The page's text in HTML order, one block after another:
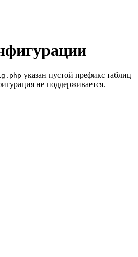
указан пустой префикс таблиц
не поддерживается.